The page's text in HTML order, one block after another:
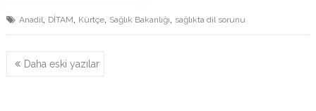
Anadil, DİTAM, Kürtçe, Sağlık Bakanlığı, sağlıkta dil sorunu
Yazı
dolaşımı
Daha eski yazılar